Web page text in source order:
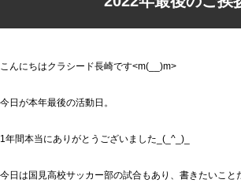
こんにちはクラシード長崎です<m(__)m>
今日が本年最後の活動日。
1年間本当にありがとうございました_(_^_)_
今日は国見高校サッカー部の試合もあり、書きたいこと